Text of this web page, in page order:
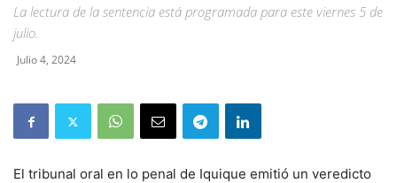
La lectura de la sentencia está programada para este viernes 5 de
julio.
Julio 4, 2024
El tribunal oral en lo penal de Iquique emitió un veredicto